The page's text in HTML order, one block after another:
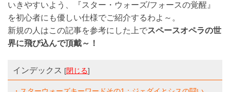
いきやすいよう、『スター・ウォーズ/フォースの覚醒』
を初心者にも優しい仕様でご紹介するわよ～。
新規の人はこの記事を参考にした上でスペースオペラの世
界に飛び込んで頂戴～！
インデックス [閉じる]